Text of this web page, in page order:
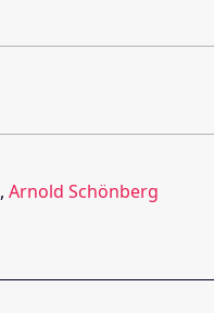
, Arnold Schönberg